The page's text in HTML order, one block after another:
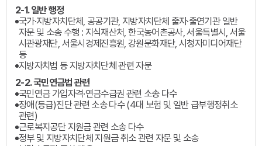
2-1. 일반 행정
국가·지방자치단체, 공공기관, 지방자치단체 출자·출연기관 일반
자문 및 소송 수행 : 지식재산처, 한국농어촌공사, 서울특별시, 서울
시관광재단, 서울시경제진흥원, 강원문화재단, 시청자미디어재단
등
지방자치법 등 지방자치단체 관련 자문
2-2. 국민연금법 관련
국민연금 가입자격·연금수급권 관련 소송 다수
장애(등급)진단 관련 소송 다수 (4대 보험 및 일반 급부행정취소
관련)
근로복지공단 지원금 관련 소송 다수
정부 및 지방자치단체 지원금 취소 관련 자문 및 소송